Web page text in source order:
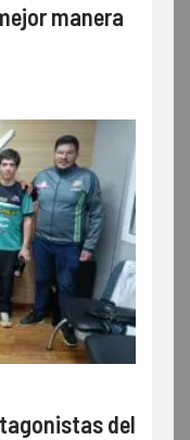
manera
del